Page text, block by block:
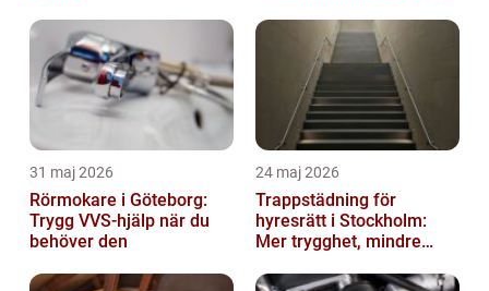
31 maj 2026
Rörmokare i Göteborg:
Trygg VVS-hjälp när du
behöver den
24 maj 2026
Trappstädning för
hyresrätt i Stockholm:
Mer trygghet, mindre